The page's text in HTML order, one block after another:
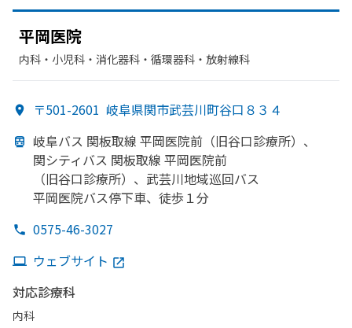
平岡医院
内科・​小児科・​消化器科・​循環器科・​放射線科
〒501-2601 岐阜県関市武芸川町谷口８３４
岐阜バス 関板取線 平岡医院前 （旧谷口診療所）、
関シティバス 関板取線 平岡医院前
（旧谷口診療所）、 武芸川地域巡回バス
平岡医院バス停下車、 徒歩１分
0575-46-3027
ウェブサイト
対応診療科
内科